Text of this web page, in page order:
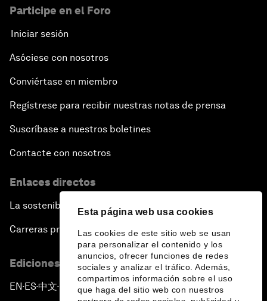
Esta página web usa cookies
Las cookies de este sitio web se usan
para personalizar el contenido y los
anuncios, ofrecer funciones de redes
sociales y analizar el tráfico. Además,
compartimos información sobre el uso
que haga del sitio web con nuestros
Participe en el Foro
Iniciar sesión
Asóciese con nosotros
Conviértase en miembro
Regístrese para recibir nuestras notas de prensa
Suscríbase a nuestros boletines
Contacte con nosotros
Enlaces directos
La sostenibilidad en el Foro
Carreras profesionales
Ediciones en otros idiomas
EN ▪ES▪中文▪ 日本語